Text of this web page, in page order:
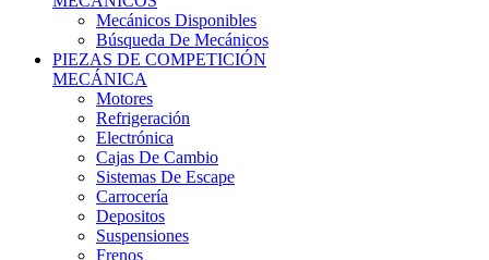
Búsqueda De Mecánicos
PIEZAS DE COMPETICIÓN
MECÁNICA
Motores
Refrigeración
Electrónica
Cajas De Cambio
Sistemas De Escape
Carrocería
Depositos
Suspensiones
Frenos
Iluminación